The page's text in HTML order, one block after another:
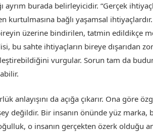
ayrım burada belirleyicidir. “Gerçek
kurtulmasına bağlı yaşamsal
üzerine bindirilen, tatmin edildikçe
bu sahte ihtiyaçların bireye dışarıdan
vurgular. Sorun tam da
anlayışını da açığa çıkarır. Ona göre
değildir. Bir insanın önünde yüz marka,
o insanın gerçekten özerk olduğu